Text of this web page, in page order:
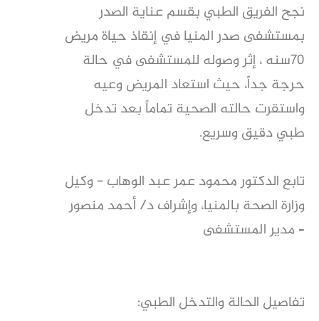
نجح الفريق الطبي بقسم عناية الصدر
بمستشفى صدر المنيا في إنقاذ حياة مريض
70سنه ، إثر وصوله للمستشفى في حالة
حرجة جداً، حيث استعاد المريض وعيه
واستقرت حالته الصحية تماماً بعد تدخل
طبي دقيق وسريع.
​تابع الدكتور محمود عمر عبد الوهاب - وكيل
وزارة الصحة بالمنيا، وإشراف د/ أحمد منصور
– مدير المستشفى
​تفاصيل الحالة والتدخل الطبي: